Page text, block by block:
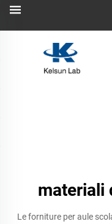
materiali
Le forniture per aule